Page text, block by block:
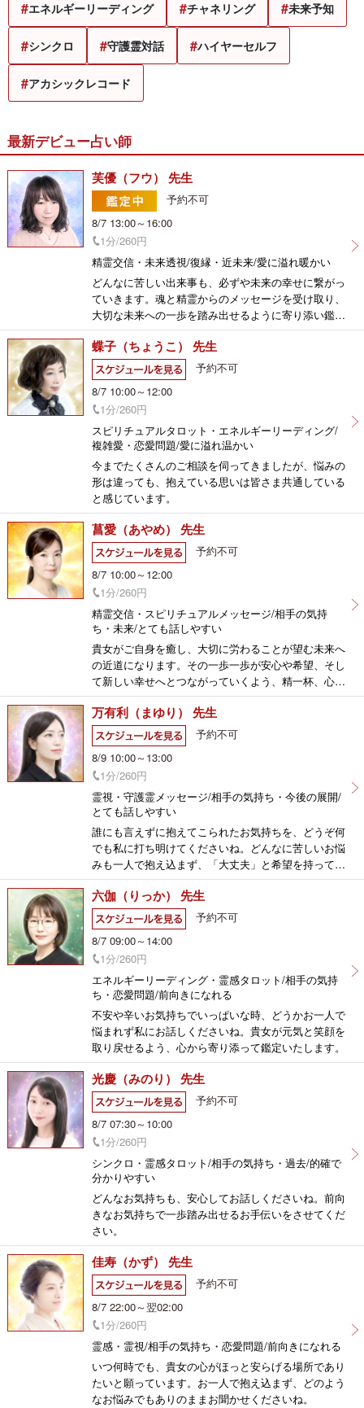
エネルギーリーディング チャネリング 未来予知
シンクロ 守護霊対話 ハイヤーセルフ
アカシックレコード
最新デビュー占い師
芙優（フウ） 先生
予約不可
8/7 13:00～16:00
1分/260円
精霊交信・未来透視/復縁・近未来/愛に溢れ暖かい
どんなに苦しい出来事も、必ずや未来の幸せに繋がっ
ていきます。魂と精霊からのメッセージを受け取り、
大切な未来への一歩を踏み出せるように寄り添い鑑定
いたします。
蝶子（ちょうこ） 先生
予約不可
8/7 10:00～12:00
1分/260円
スピリチュアルタロット・エネルギーリーディング/
複雑愛・恋愛問題/愛に溢れ温かい
今までたくさんのご相談を伺ってきましたが、悩みの
形は違っても、抱えている思いは皆さま共通している
と感じています。
菖愛（あやめ） 先生
予約不可
8/7 10:00～12:00
1分/260円
精霊交信・スピリチュアルメッセージ/相手の気持
ち・未来/とても話しやすい
貴女がご自身を癒し、大切に労わることが望む未来へ
の近道になります。その一歩一歩が安心や希望、そし
て新しい幸せへとつながっていくよう、精一杯、心を
込めて鑑定させていただきます。
万有利（まゆり） 先生
予約不可
8/9 10:00～13:00
1分/260円
霊視・守護霊メッセージ/相手の気持ち・今後の展開/
とても話しやすい
誰にも言えずに抱えてこられたお気持ちを、どうぞ何
でも私に打ち明けてくださいね。どんなに苦しいお悩
みも一人で抱え込まず、「大丈夫」と希望を持ってい
ただけたらと思います。
六伽（りっか） 先生
予約不可
8/7 09:00～14:00
1分/260円
エネルギーリーディング・霊感タロット/相手の気持
ち・恋愛問題/前向きになれる
不安や辛いお気持ちでいっぱいな時、どうかお一人で
悩まれず私にお話しくださいね。貴女が元気と笑顔を
取り戻せるよう、心から寄り添って鑑定いたします。
光慶（みのり） 先生
予約不可
8/7 07:30～10:00
1分/260円
シンクロ・霊感タロット/相手の気持ち・過去/的確で
分かりやすい
どんなお気持ちも、安心してお話しくださいね。前向
きなお気持ちで一歩踏み出せるお手伝いをさせてくだ
さい。
佳寿（かず） 先生
予約不可
8/7 22:00～翌02:00
1分/260円
霊感・霊視/相手の気持ち・恋愛問題/前向きになれる
いつ何時でも、貴女の心がほっと安らげる場所であり
たいと願っています。お一人で抱え込まず、どのよう
なお悩みでもありのままお聞かせくださいね。